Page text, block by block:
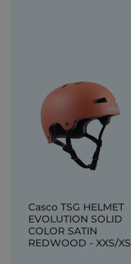
Casco TSG HELMET
EVOLUTION SOLID
COLOR SATIN
REDWOOD - XXS/XS